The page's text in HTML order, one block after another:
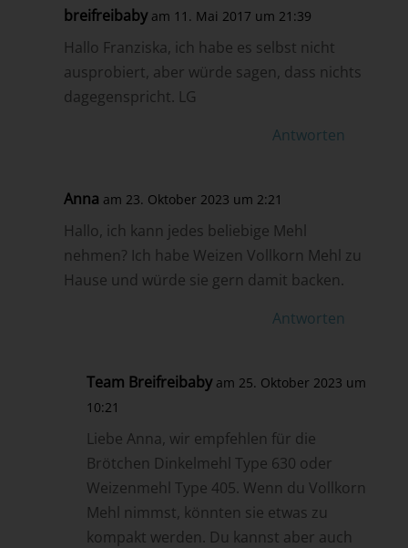
breifreibaby am 11. Mai 2017 um 21:39
Hallo Franziska, ich habe es selbst nicht
ausprobiert, aber würde sagen, dass nichts
dagegenspricht. LG
Antworten
Anna am 23. Oktober 2023 um 2:21
Hallo, ich kann jedes beliebige Mehl
nehmen? Ich habe Weizen Vollkorn Mehl zu
Hause und würde sie gern damit backen.
Antworten
Team Breifreibaby am 25. Oktober 2023 um
10:21
Liebe Anna, wir empfehlen für die
Brötchen Dinkelmehl Type 630 oder
Weizenmehl Type 405. Wenn du Vollkorn
Mehl nimmst, könnten sie etwas zu
kompakt werden. Du kannst aber auch